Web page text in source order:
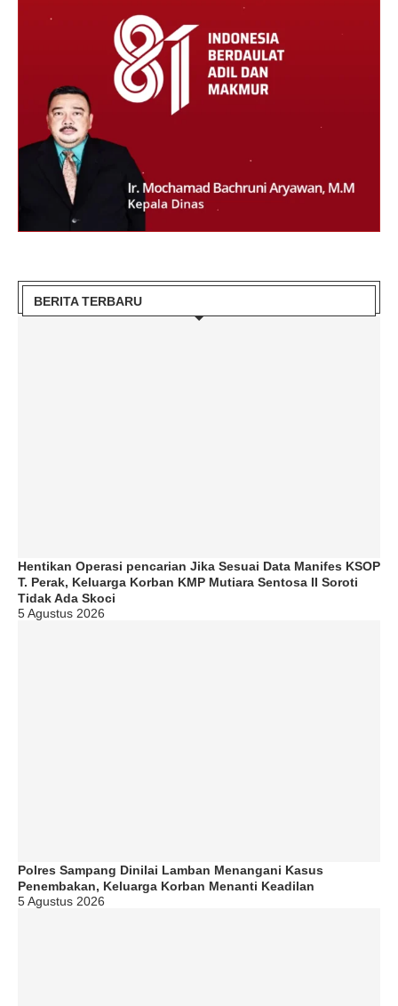
BERITA TERBARU
Hentikan Operasi pencarian Jika Sesuai Data Manifes KSOP
T. Perak, Keluarga Korban KMP Mutiara Sentosa II Soroti
Tidak Ada Skoci
5 Agustus 2026
Polres Sampang Dinilai Lamban Menangani Kasus
Penembakan, Keluarga Korban Menanti Keadilan
5 Agustus 2026